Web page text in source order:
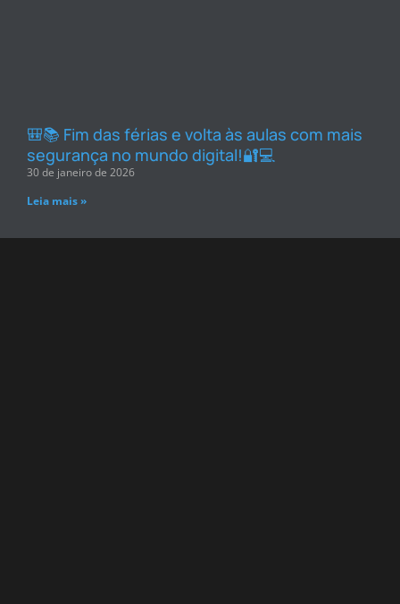
🎒📚 Fim das férias e volta às aulas com mais
segurança no mundo digital!🔐💻
30 de janeiro de 2026
Leia mais »